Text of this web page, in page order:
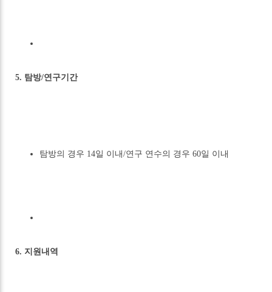
5. 탐방/연구기간
탐방의 경우 14일 이내/연구 연수의 경우 60일 이내
6. 지원내역